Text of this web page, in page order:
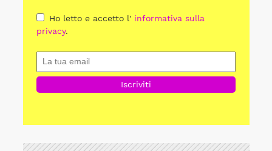
Ho letto e accetto l' informativa sulla
privacy.